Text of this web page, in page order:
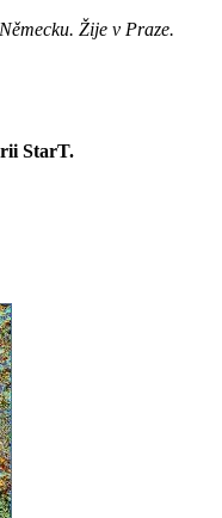
Žije v Praze.
StarT.